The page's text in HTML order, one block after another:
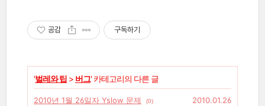
공감 구독하기
'벌레와 팁 > 버그' 카테고리의 다른 글
2010년 1월 26일자 Yslow 문제 (0)
2010.01.26